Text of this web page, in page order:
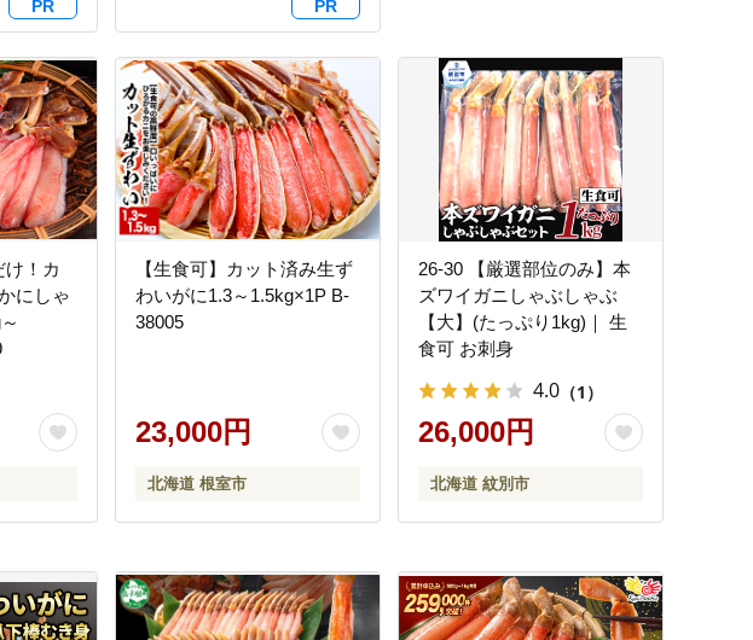
け！カ
にしゃ
【生食可】カット済み生ず
わいがに1.3～1.5kg×1P B-
38005
23,000円
北海道 根室市
26-30 【厳選部位のみ】本
ズワイガニしゃぶしゃぶ
【大】(たっぷり1kg)｜ 生
食可 お刺身
4.0 （1）
26,000円
北海道 紋別市